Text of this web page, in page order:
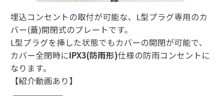
埋込コンセントの取付が可能な、L型プラグ専用のカ
バー(蓋)開閉式のプレートです。
L型プラグを挿した状態でもカバーの開閉が可能で、
カバー全閉時にIPX3(防雨形)仕様の防雨コンセントに
なります。
【紹介動画あり】